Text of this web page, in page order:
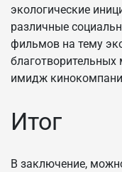
экологические
различные
фильмов на тему
благотворительных
имидж
Итог
В заключение,